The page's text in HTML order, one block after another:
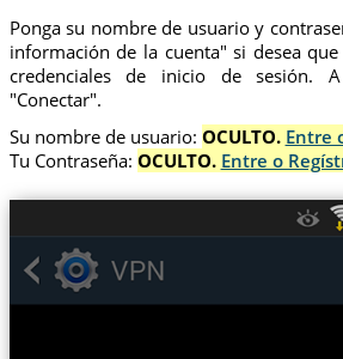
Ponga su nombre de usuario y
información de la cuenta" si desea
credenciales de inicio de sesión.
"Conectar".
Su nombre de usuario: OCULTO. Entre
Tu Contraseña: OCULTO. Entre o